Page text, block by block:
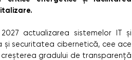
actualizarea sistemelor IT și
securitatea cibernetică, cee ace
gradului de transparență